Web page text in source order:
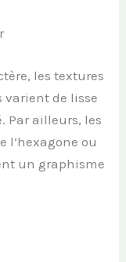
les textures
varient de lisse
Par ailleurs, les
l’hexagone ou
un graphisme